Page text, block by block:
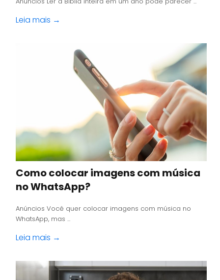
Leia mais →
Como colocar imagens com música
no WhatsApp?
Anúncios Você quer colocar imagens com música no
WhatsApp, mas ...
Leia mais →